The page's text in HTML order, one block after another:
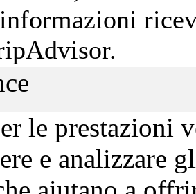
le prestazioni
e analizzare